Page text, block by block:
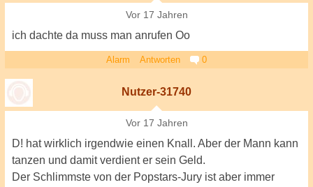
Vor 17 Jahren
ich dachte da muss man anrufen Oo
Alarm Antworten 0
Nutzer-31740
Vor 17 Jahren
D! hat wirklich irgendwie einen Knall. Aber der Mann kann
tanzen und damit verdient er sein Geld.
Der Schlimmste von der Popstars-Jury ist aber immer